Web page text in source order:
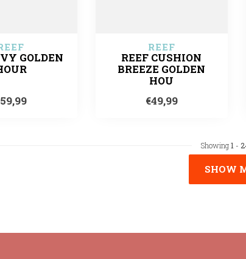
GOLDEN
REEF
REEF CUSHION
BREEZE GOLDEN
HOU
€49,99
Showing1 -
SHOW